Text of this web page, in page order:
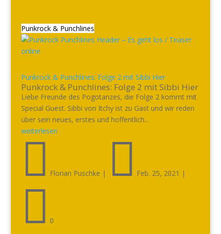
Punkrock & Punchlines
Punkrock & Punchlines: Folge 2 mit Sibbi Hier
Punkrock & Punchlines: Folge 2 mit Sibbi Hier
Liebe Freunde des Pogotanzes, die Folge 2 kommt mit
Special Guest. Sibbi von Itchy ist zu Gast und wir reden
über sein neues, erstes und hoffentlich...
weiterlesen
 Florian Puschke |  Feb. 25, 2021 |
 0